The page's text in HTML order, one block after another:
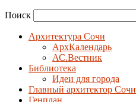
Поиск
Архитектура Сочи
АрхКалендарь
АС.Вестник
Библиотека
Идеи для города
Главный архитектор Сочи
Генплан